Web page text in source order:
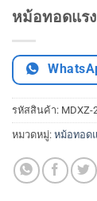
หม้อทอดแร
รหัสสินค้า: MDXZ-
หมวดหมู่: หม้อทอด